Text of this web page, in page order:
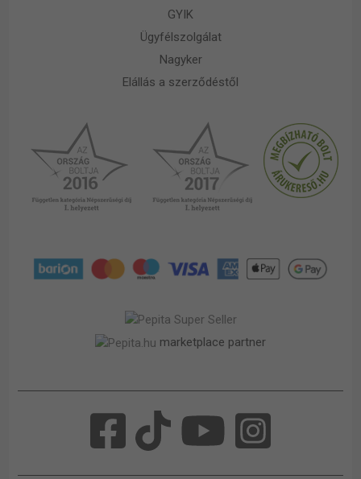
GYIK
Ügyfélszolgálat
Nagyker
Elállás a szerződéstől
marketplace partner